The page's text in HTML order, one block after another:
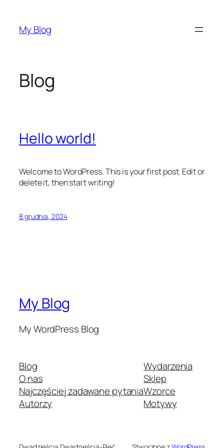
treściMy Blog
Blog
Hello world!
Welcome to WordPress. This is your first post. Edit or
delete it, then start writing!
8 grudnia, 2024
My Blog
My WordPress Blog
Blog
O nas
Najczęściej zadawane pytania
Autorzy
Wydarzenia
Sklep
Wzorce
Motywy